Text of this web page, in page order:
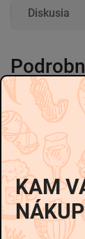
Diskusia
Zloženie
Bravčové
Bravčové
E1244,
Antioxidant:
Živočíšne
Konzervačná
použitých
KAM